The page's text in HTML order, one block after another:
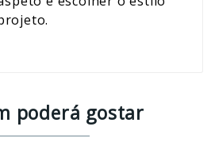
poderá gostar